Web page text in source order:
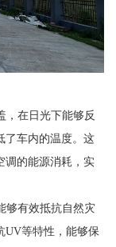
，在日光下能够反
了车内的温度。这
调的能源消耗，实
够有效抵抗自然灾
UV等特性，能够保